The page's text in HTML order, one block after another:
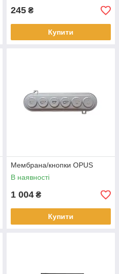
245 ₴
Купити
Мембрана/кнопки OPUS
В наявності
1 004 ₴
Купити